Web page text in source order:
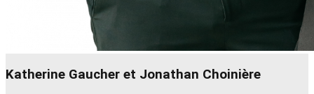
Katherine Gaucher et Jonathan Choinière